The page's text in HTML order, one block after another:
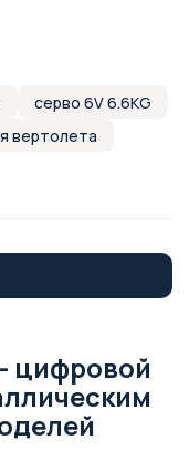
серво 6V 6.6KG
вертолета
цифровой